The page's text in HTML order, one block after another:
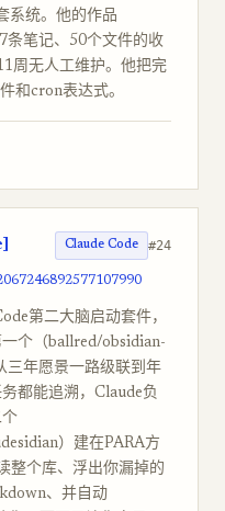
系统。他的作品
条笔记、50个文件的收
周无人工维护。他把完
和cron表达式。
Claude Code #24
第二大脑启动套件，
个（ballred/obsidian-
三年愿景一路级联到年
都能追溯，Claude负
）建在PARA方
整个库、浮出你漏掉的
、并自动